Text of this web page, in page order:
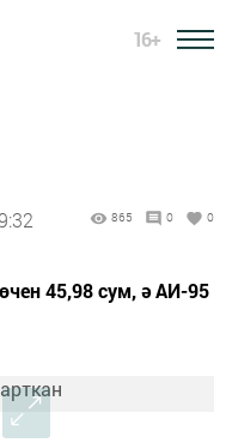
16+
865 0 0
45,98 сум, ә АИ-95